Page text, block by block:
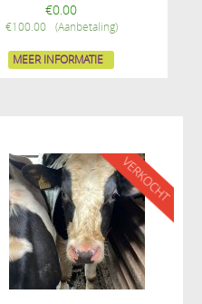
€0.00
€100.00
MEER INFORMATIE